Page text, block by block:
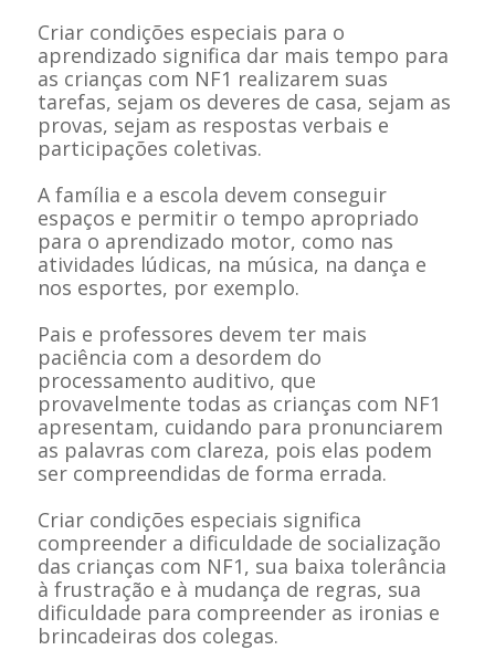
Criar condições especiais para o
aprendizado significa dar mais tempo para
as crianças com NF1 realizarem suas
tarefas, sejam os deveres de casa, sejam as
provas, sejam as respostas verbais e
participações coletivas.
A família e a escola devem conseguir
espaços e permitir o tempo apropriado
para o aprendizado motor, como nas
atividades lúdicas, na música, na dança e
nos esportes, por exemplo.
Pais e professores devem ter mais
paciência com a desordem do
processamento auditivo, que
provavelmente todas as crianças com NF1
apresentam, cuidando para pronunciarem
as palavras com clareza, pois elas podem
ser compreendidas de forma errada.
Criar condições especiais significa
compreender a dificuldade de socialização
das crianças com NF1, sua baixa tolerância
à frustração e à mudança de regras, sua
dificuldade para compreender as ironias e
brincadeiras dos colegas.